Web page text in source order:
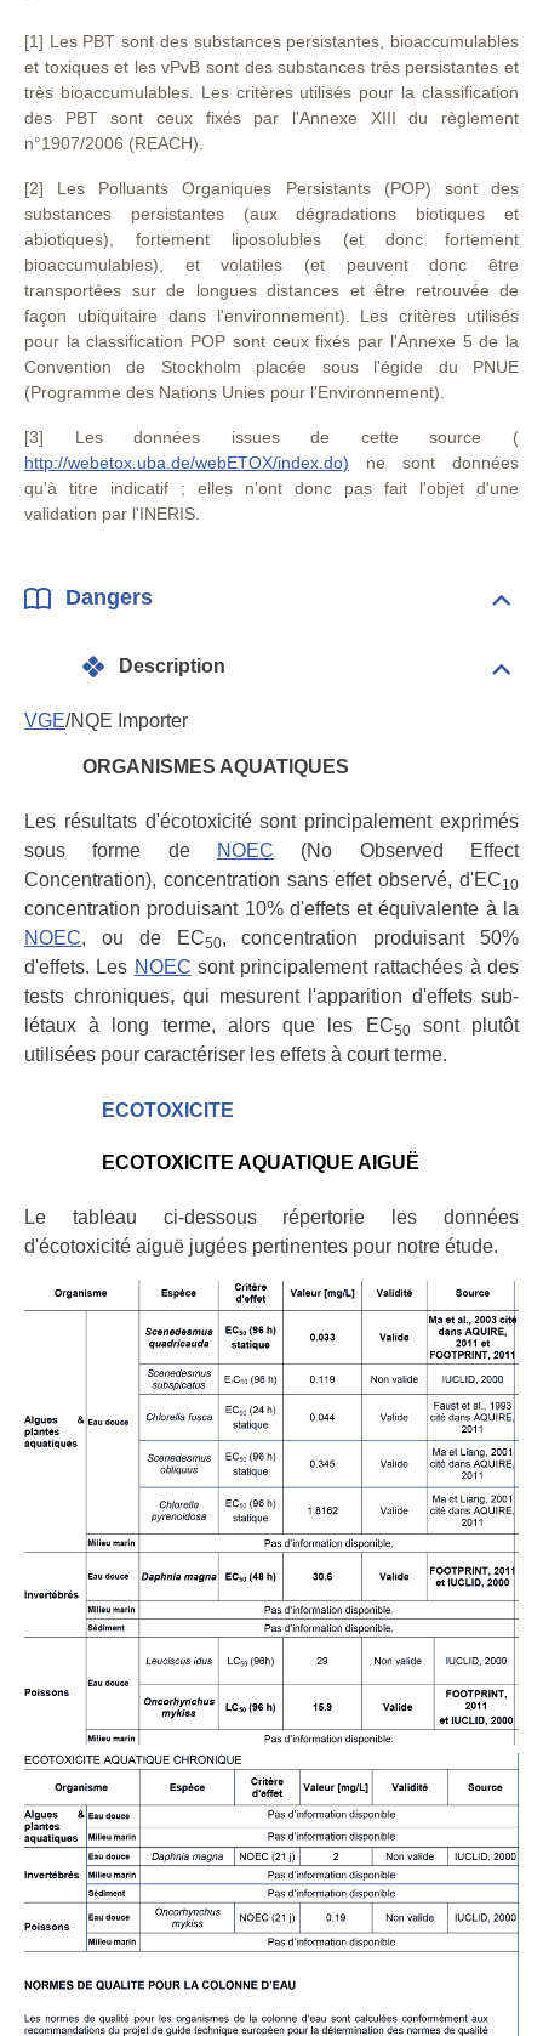
[1] Les PBT sont des substances persistantes, bioaccumulables
et toxiques et les vPvB sont des substances très persistantes et
très bioaccumulables. Les critères utilisés pour la classification
des PBT sont ceux fixés par l'Annexe XIII du règlement
n°1907/2006 (REACH).
[2] Les Polluants Organiques Persistants (POP) sont des
substances persistantes (aux dégradations biotiques et
abiotiques), fortement liposolubles (et donc fortement
bioaccumulables), et volatiles (et peuvent donc être
transportées sur de longues distances et être retrouvée de
façon ubiquitaire dans l'environnement). Les critères utilisés
pour la classification POP sont ceux fixés par l'Annexe 5 de la
Convention de Stockholm placée sous l'égide du PNUE
(Programme des Nations Unies pour l'Environnement).
[3] Les données issues de cette source (
http://webetox.uba.de/webETOX/index.do) ne sont données
qu'à titre indicatif ; elles n'ont donc pas fait l'objet d'une
validation par l'INERIS.
Dangers
Description
VGE/NQE Importer
ORGANISMES AQUATIQUES
Les résultats d'écotoxicité sont principalement exprimés
sous forme de
NOEC (No Observed Effect
Concentration), concentration sans effet observé, d'EC10
concentration produisant 10% d'effets et équivalente à la
NOEC, ou de EC50, concentration produisant 50%
d'effets. Les NOEC sont principalement rattachées à des
tests chroniques, qui mesurent l'apparition d'effets sub-
létaux à long terme, alors que les EC50sont plutôt
utilisées pour caractériser les effets à court terme.
ECOTOXICITE
ECOTOXICITE AQUATIQUE AIGUË
Le tableau ci-dessous répertorie les données
d'écotoxicité aiguë jugées pertinentes pour notre étude.